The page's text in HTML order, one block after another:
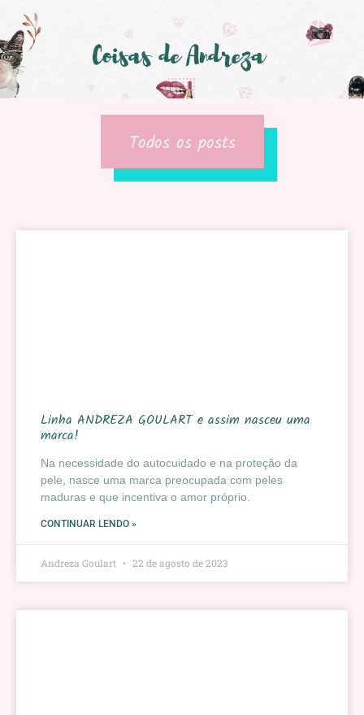
Todos os posts
Linha ANDREZA GOULART e assim nasceu uma
marca!
Na necessidade do autocuidado e na proteção da
pele, nasce uma marca preocupada com peles
maduras e que incentiva o amor próprio.
CONTINUAR LENDO »
Andreza Goulart 22 de agosto de 2023